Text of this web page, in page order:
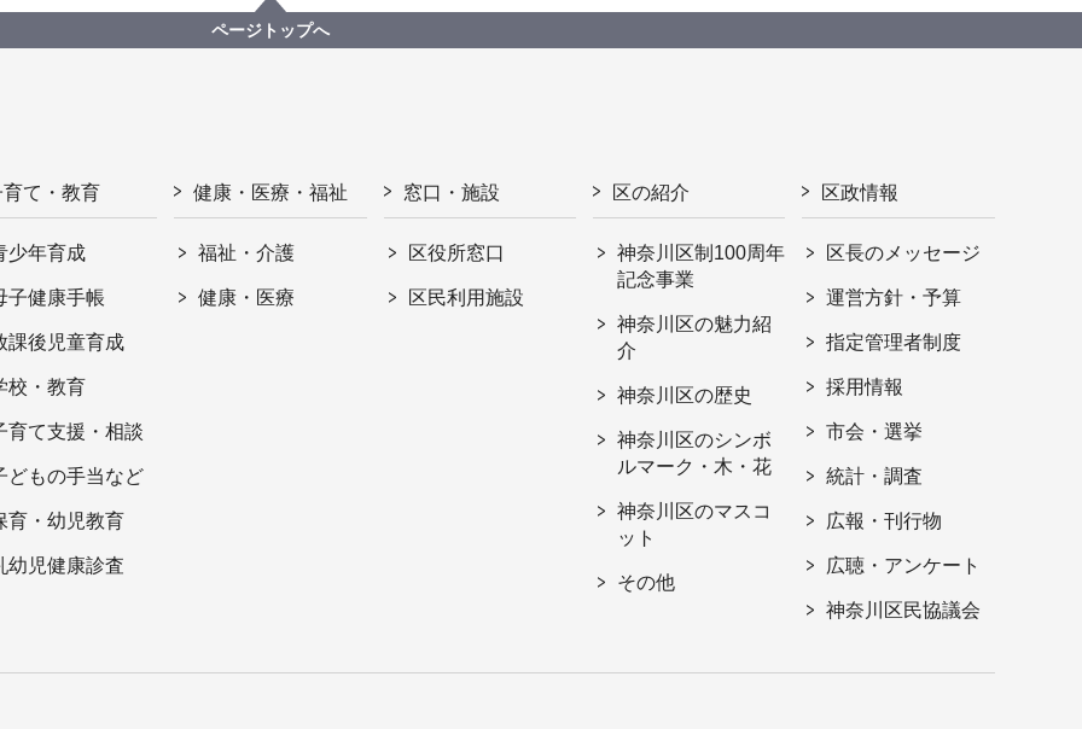
ページトップへ
育て・教育
少年育成
子健康手帳
課後児童育成
校・教育
育て支援・相談
どもの手当など
育・幼児教育
幼児健康診査
健康・医療・福祉
福祉・介護
健康・医療
窓口・施設
区役所窓口
区民利用施設
区の紹介
神奈川区制100周年
記念事業
神奈川区の魅力紹
介
神奈川区の歴史
神奈川区のシンボ
ルマーク・木・花
神奈川区のマスコ
ット
その他
区政情報
区長のメッセージ
運営方針・予算
指定管理者制度
採用情報
市会・選挙
統計・調査
広報・刊行物
広聴・アンケート
神奈川区民協議会